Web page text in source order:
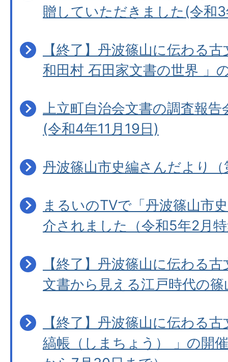
贈していただきました(令和
【終了】丹波篠山に伝わる
和田村 石田家文書の世界 」
上立町自治会文書の調査報
(令和4年11月19日)
丹波篠山市史編さんだより（
まるいのTVで「丹波篠山市
介されました（令和5年2月
【終了】丹波篠山に伝わる
文書から見える江戸時代の
【終了】丹波篠山に伝わる
縞帳（しまちょう） 」の開